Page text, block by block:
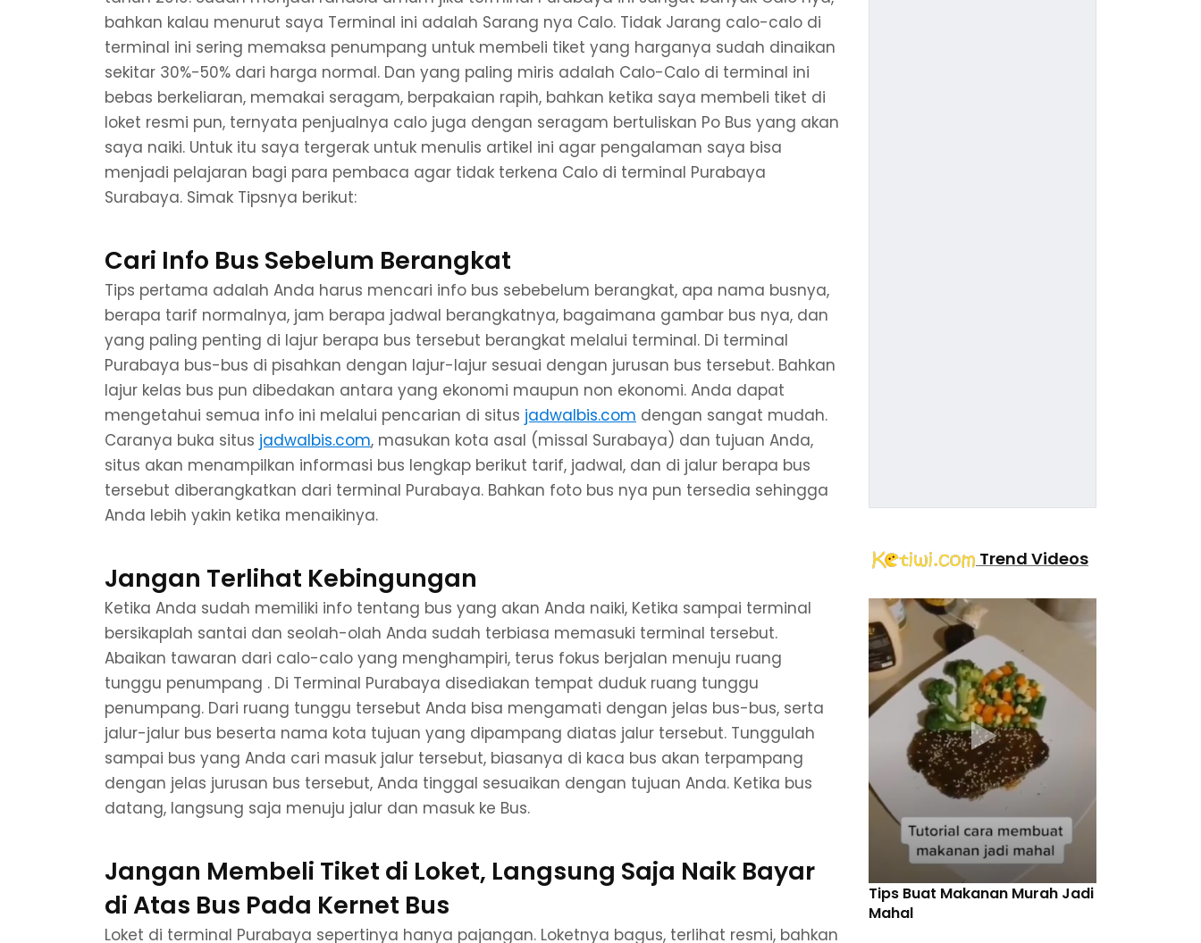
bahkan kalau menurut saya Terminal ini adalah Sarang nya Calo. Tidak Jarang calo-calo di
terminal ini sering memaksa penumpang untuk membeli tiket yang harganya sudah dinaikan
sekitar 30%-50% dari harga normal. Dan yang paling miris adalah Calo-Calo di terminal ini
bebas berkeliaran, memakai seragam, berpakaian rapih, bahkan ketika saya membeli tiket di
loket resmi pun, ternyata penjualnya calo juga dengan seragam bertuliskan Po Bus yang akan
saya naiki. Untuk itu saya tergerak untuk menulis artikel ini agar pengalaman saya bisa
menjadi pelajaran bagi para pembaca agar tidak terkena Calo di terminal Purabaya
Surabaya. Simak Tipsnya berikut:
Cari Info Bus Sebelum Berangkat
Tips pertama adalah Anda harus mencari info bus sebebelum berangkat, apa nama busnya,
berapa tarif normalnya, jam berapa jadwal berangkatnya, bagaimana gambar bus nya, dan
yang paling penting di lajur berapa bus tersebut berangkat melalui terminal. Di terminal
Purabaya bus-bus di pisahkan dengan lajur-lajur sesuai dengan jurusan bus tersebut. Bahkan
lajur kelas bus pun dibedakan antara yang ekonomi maupun non ekonomi. Anda dapat
mengetahui semua info ini melalui pencarian di situs jadwalbis.com dengan sangat mudah.
Caranya buka situs jadwalbis.com, masukan kota asal (missal Surabaya) dan tujuan Anda,
situs akan menampilkan informasi bus lengkap berikut tarif, jadwal, dan di jalur berapa bus
tersebut diberangkatkan dari terminal Purabaya. Bahkan foto bus nya pun tersedia sehingga
Anda lebih yakin ketika menaikinya.
Jangan Terlihat Kebingungan
Ketika Anda sudah memiliki info tentang bus yang akan Anda naiki, Ketika sampai terminal
bersikaplah santai dan seolah-olah Anda sudah terbiasa memasuki terminal tersebut.
Abaikan tawaran dari calo-calo yang menghampiri, terus fokus berjalan menuju ruang
tunggu penumpang . Di Terminal Purabaya disediakan tempat duduk ruang tunggu
penumpang. Dari ruang tunggu tersebut Anda bisa mengamati dengan jelas bus-bus, serta
jalur-jalur bus beserta nama kota tujuan yang dipampang diatas jalur tersebut. Tunggulah
sampai bus yang Anda cari masuk jalur tersebut, biasanya di kaca bus akan terpampang
dengan jelas jurusan bus tersebut, Anda tinggal sesuaikan dengan tujuan Anda. Ketika bus
datang, langsung saja menuju jalur dan masuk ke Bus.
Jangan Membeli Tiket di Loket, Langsung Saja Naik Bayar
di Atas Bus Pada Kernet Bus
Loket di terminal Purabaya sepertinya hanya pajangan. Loketnya bagus, terlihat resmi, bahkan
Trend Videos
Tips Buat Makanan Murah Jadi
Mahal